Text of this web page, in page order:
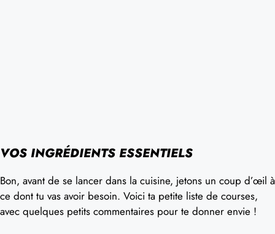
VOS INGRÉDIENTS ESSENTIELS
Bon, avant de se lancer dans la cuisine, jetons un coup d’œil à
ce dont tu vas avoir besoin. Voici ta petite liste de courses,
avec quelques petits commentaires pour te donner envie !